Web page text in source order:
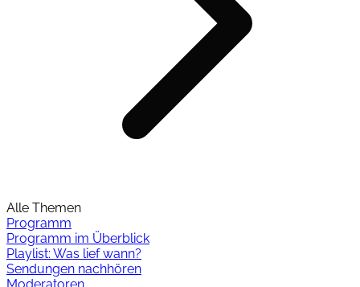
Alle Themen
Programm
Programm im Überblick
Playlist: Was lief wann?
Sendungen nachhören